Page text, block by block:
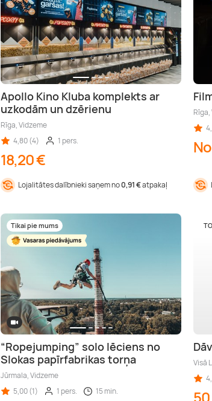
Apollo Kino Kluba komplekts ar
uzkodām un dzērienu
Rīga, Vidzeme
4,80 (4)
1 pers.
18,20 €
Lojalitātes dalībnieki saņem no0,91 €atpakaļ
Tikai pie mums
“Ropejumping” solo lēciens no
Slokas papīrfabrikas torņa
Jūrmala, Vidzeme
5,00 (1)
1 pers. 15 min.
Visā